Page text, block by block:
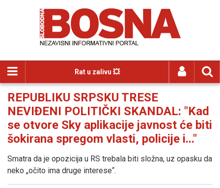
Rat u zalivu 💥
REPUBLIKU SRPSKU TRESE
NEVIĐENI POLITIČKI SKANDAL: "Kad
se otvore Sky aplikacije javnost će biti
šokirana spregom vlasti, policije i..."
Smatra da je opozicija u RS trebala biti složna, uz opasku da
neko „očito ima druge interese“.